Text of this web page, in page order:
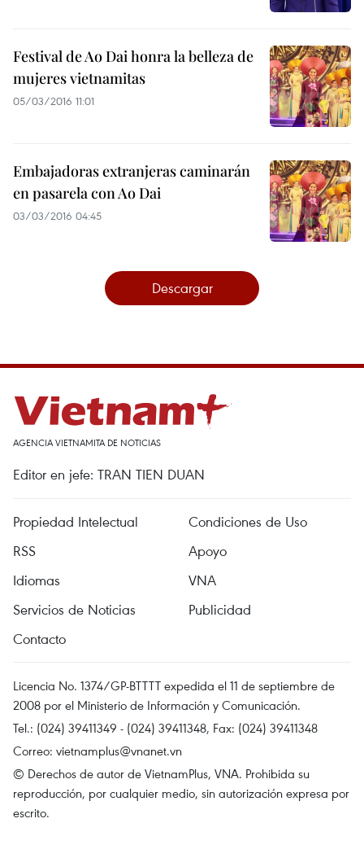
Festival de Ao Dai honra la belleza de
mujeres vietnamitas
05/03/2016 11:01
Embajadoras extranjeras caminarán
en pasarela con Ao Dai
03/03/2016 04:45
Descargar
AGENCIA VIETNAMITA DE NOTICIAS
Editor en jefe: TRAN TIEN DUAN
Propiedad Intelectual
Condiciones de Uso
RSS
Apoyo
Idiomas
VNA
Servicios de Noticias
Publicidad
Contacto
Licencia No. 1374/GP-BTTTT expedida el 11 de septiembre de
2008 por el Ministerio de Información y Comunicación.
Tel.: (024) 39411349 - (024) 39411348, Fax: (024) 39411348
Correo: vietnamplus@vnanet.vn
© Derechos de autor de VietnamPlus, VNA. Prohibida su
reproducción, por cualquier medio, sin autorización expresa por
escrito.